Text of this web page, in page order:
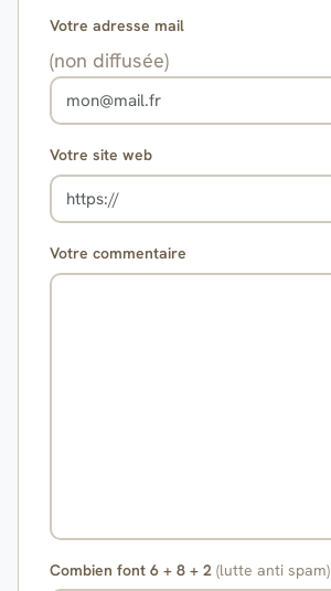
Votre adresse mail
(non diffusée)
Votre site web
Votre commentaire
Combien font 6 + 8 + 2 (lutte anti spam)